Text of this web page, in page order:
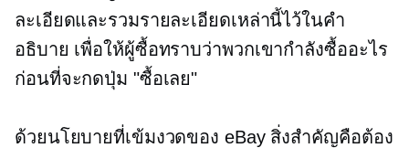
ละเอียดและรวมรายละเอียดเหล่านี้ไว้ในคำ
อธิบาย เพื่อให้ผู้ซื้อทราบว่าพวกเขากำลังซื้ออะไร
ก่อนที่จะกดปุ่ม "ซื้อเลย"
ด้วยนโยบายที่เข้มงวดของ eBay สิ่งสำคัญคือต้อง